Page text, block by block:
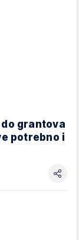
grantova
potrebno i